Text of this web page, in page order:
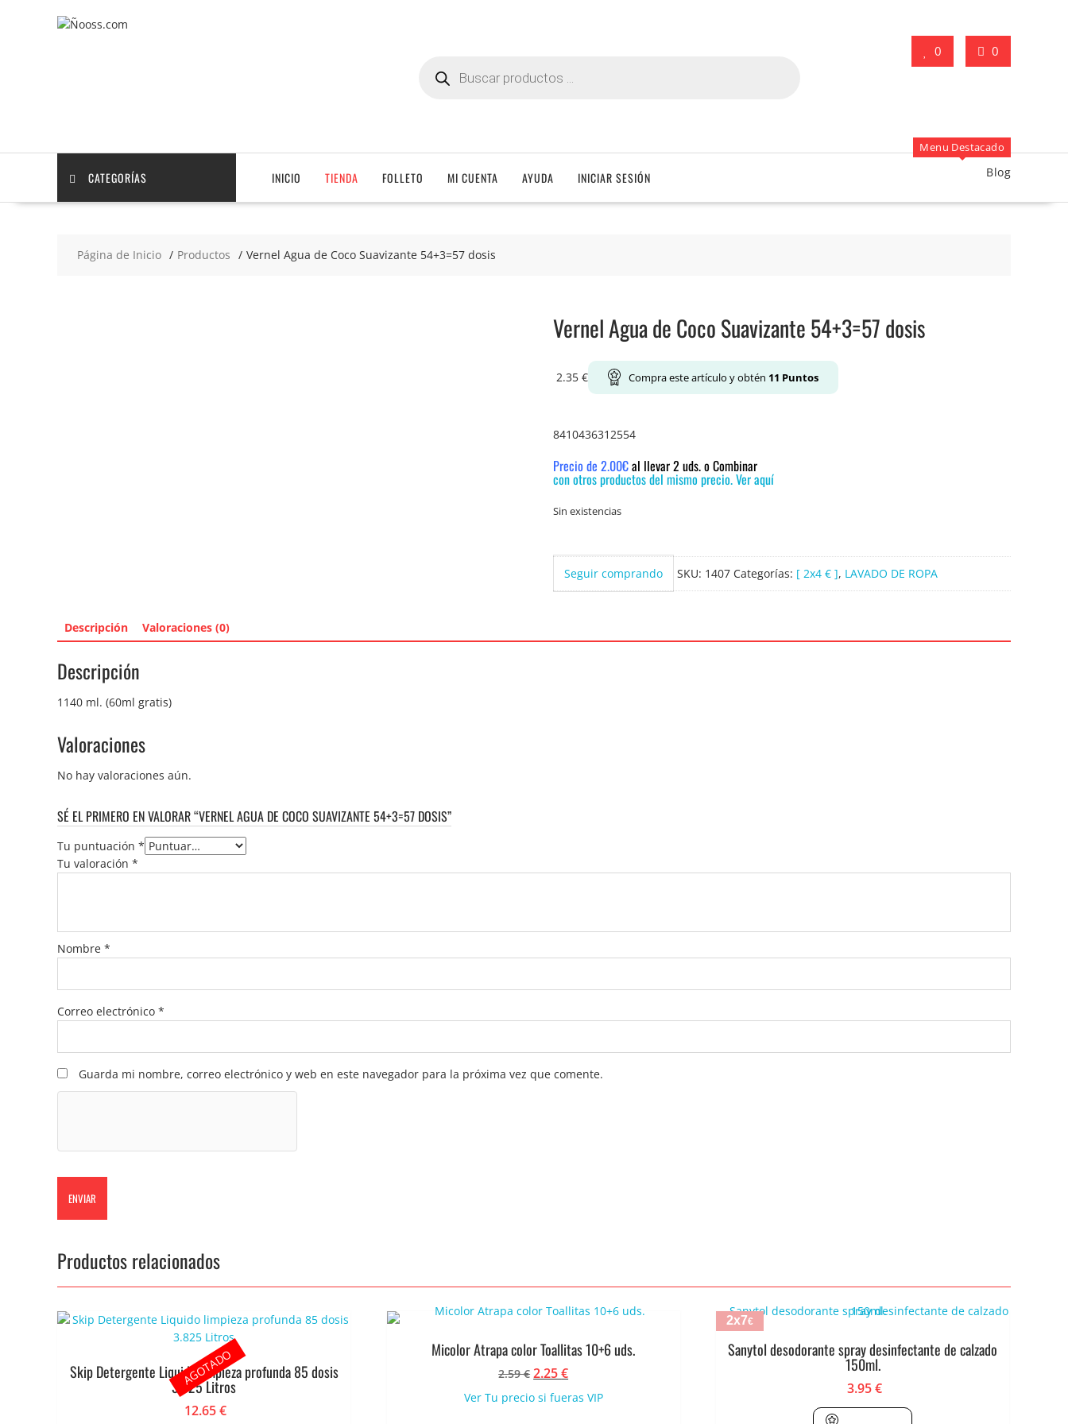
0 0
productos
CATEGORÍAS INICIO TIENDA FOLLETO MI CUENTA AYUDA INICIAR SESIÓN
Menu Destacado
Blog
Página de Inicio Productos Vernel Agua de Coco Suavizante 54+3=57 dosis
Vernel Agua de Coco Suavizante 54+3=57 dosis
2.35 € Compra este artículo y obtén 11 Puntos
8410436312554
Precio de 2.00€al llevar 2 uds. o Combinar
con otros productos del mismo precio. Ver aquí
Sin existencias
Seguir comprando SKU: 1407 Categorías: [ 2x4 € ], LAVADO DE ROPA
Descripción Valoraciones (0)
Descripción
1140 ml. (60ml gratis)
Valoraciones
No hay valoraciones aún.
SÉ EL PRIMERO EN VALORAR “VERNEL AGUA DE COCO SUAVIZANTE 54+3=57 DOSIS”
Tu puntuación *
Tu valoración *
Nombre *
Correo electrónico *
Guarda mi nombre, correo electrónico y web en este navegador para la próxima vez que comente.
Productos relacionados
Skip Detergente Liquido limpieza profunda 85 dosis
3.825 Litros
12.65€
AGOTADO Micolor Atrapa color Toallitas 10+6 uds.
2.59€ El
precio
original
2.25€El
precio
actual
Ver Tu precio si fueras VIP
2x7€
Sanytol desodorante spray desinfectante de calzado
150ml.
3.95€